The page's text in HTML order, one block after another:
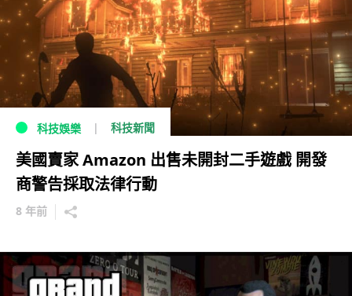
科技娛樂 科技新聞
美國賣家 Amazon 出售未開封二手遊戲 開發
商警告採取法律行動
8 年前